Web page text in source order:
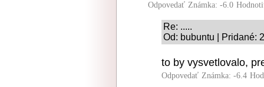
Odpovedať Známka: -6.0
Re: .....
Od: bubuntu | Pridané:
to by vysvetlovalo,
Odpovedať Známka: -6.4